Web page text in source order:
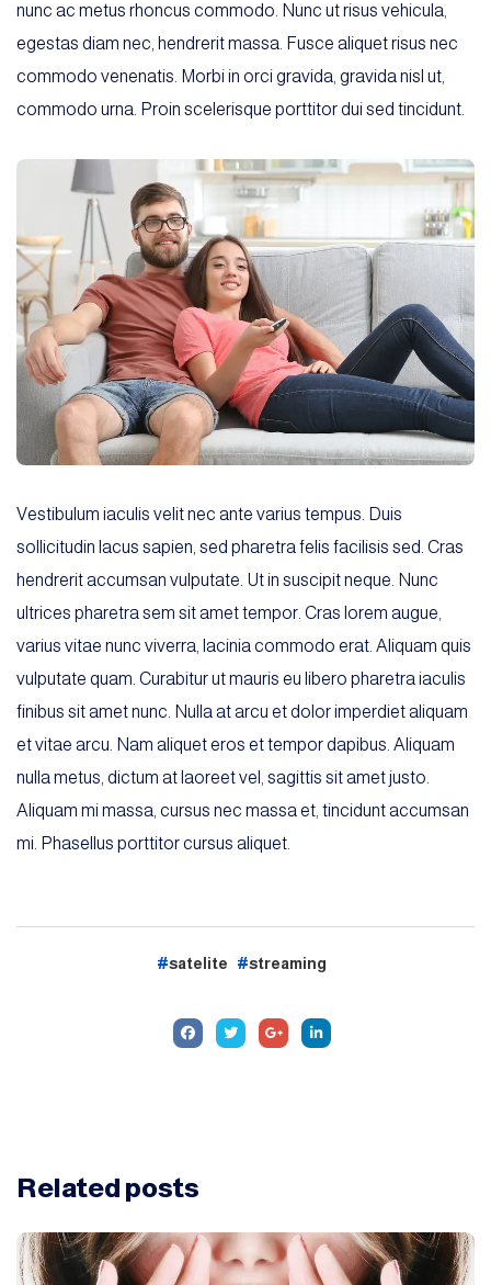
nunc ac metus rhoncus commodo. Nunc ut risus vehicula,
egestas diam nec, hendrerit massa. Fusce aliquet risus nec
commodo venenatis. Morbi in orci gravida, gravida nisl ut,
commodo urna. Proin scelerisque porttitor dui sed tincidunt.
Vestibulum iaculis velit nec ante varius tempus. Duis
sollicitudin lacus sapien, sed pharetra felis facilisis sed. Cras
hendrerit accumsan vulputate. Ut in suscipit neque. Nunc
ultrices pharetra sem sit amet tempor. Cras lorem augue,
varius vitae nunc viverra, lacinia commodo erat. Aliquam quis
vulputate quam. Curabitur ut mauris eu libero pharetra iaculis
finibus sit amet nunc. Nulla at arcu et dolor imperdiet aliquam
et vitae arcu. Nam aliquet eros et tempor dapibus. Aliquam
nulla metus, dictum at laoreet vel, sagittis sit amet justo.
Aliquam mi massa, cursus nec massa et, tincidunt accumsan
mi. Phasellus porttitor cursus aliquet.
satelite streaming
Related posts